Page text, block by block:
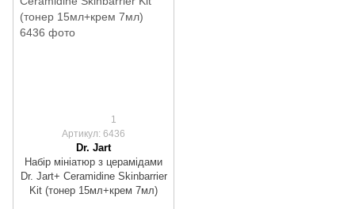
1
Артикул: 6436
Dr. Jart
Набір мініатюр з церамідами
Dr. Jart+ Ceramidine Skinbarrier
Kit (тонер 15мл+крем 7мл)